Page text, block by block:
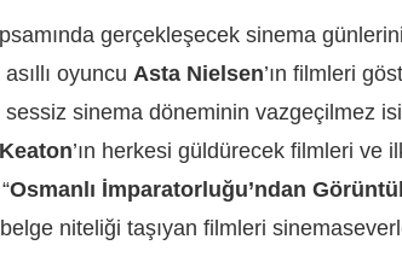
gerçekleşecek sinema
oyuncu Asta Nielsen’ın filmleri
sinema döneminin vazgeçilmez
’ın herkesi güldürecek filmleri ve
Osmanlı İmparatorluğu’ndan
niteliği taşıyan filmleri